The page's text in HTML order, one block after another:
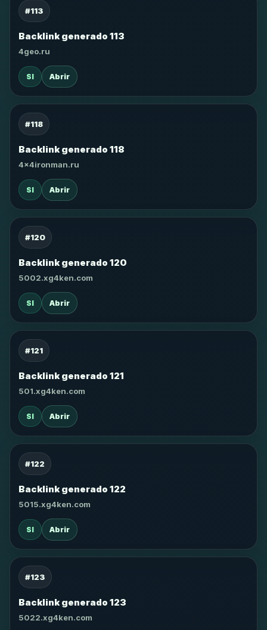
#113
Backlink generado 113
4geo.ru
SI Abrir
#118
Backlink generado 118
4x4ironman.ru
SI Abrir
#120
Backlink generado 120
5002.xg4ken.com
SI Abrir
#121
Backlink generado 121
501.xg4ken.com
SI Abrir
#122
Backlink generado 122
5015.xg4ken.com
SI Abrir
#123
Backlink generado 123
5022.xg4ken.com